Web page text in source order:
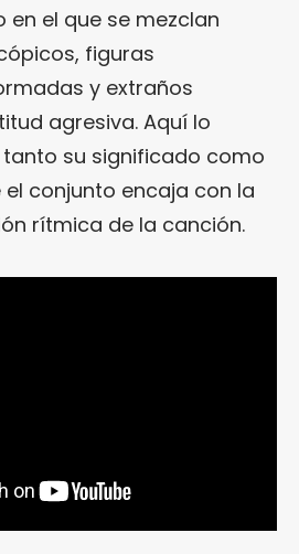
en el que se mezclan
figuras
y extraños
agresiva. Aquí lo
su significado como
conjunto encaja con la
rítmica de la canción.